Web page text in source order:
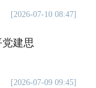
[2026-07-10 08:47]
建思
[2026-07-09 09:45]